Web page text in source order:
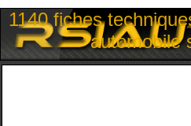
1140 fiches
automobile